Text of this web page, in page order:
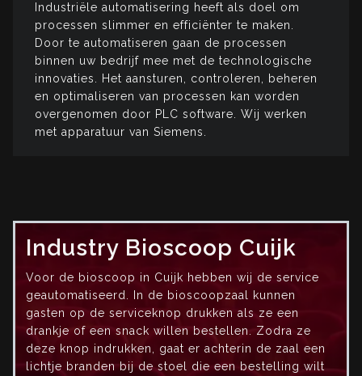
Industriële automatisering heeft als doel om
processen slimmer en efficiënter te maken.
Door te automatiseren gaan de processen
binnen uw bedrijf mee met de technologische
innovaties. Het aansturen, controleren, beheren
en optimaliseren van processen kan worden
overgenomen door PLC software. Wij werken
met apparatuur van Siemens.
Industry Bioscoop Cuijk
Voor de bioscoop in Cuijk hebben wij de service
geautomatiseerd. In de bioscoopzaal kunnen
gasten op de serviceknop drukken als ze een
drankje of een snack willen bestellen. Zodra ze
deze knop indrukken, gaat er achterin de zaal een
lichtje branden bij de stoel die een bestelling wilt